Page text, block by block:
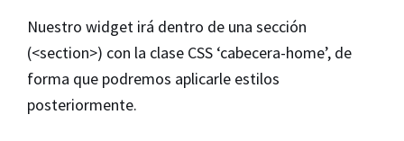
Nuestro widget irá dentro de una sección
(<section>) con la clase CSS ‘cabecera-home’, de
forma que podremos aplicarle estilos
posteriormente.